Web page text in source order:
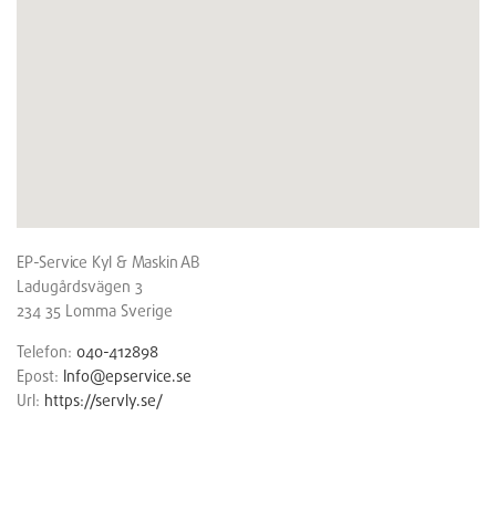
EP-Service Kyl & Maskin AB
Ladugårdsvägen 3
234 35 Lomma Sverige
Telefon: 040-412898
Epost: Info@epservice.se
Url: https://servly.se/